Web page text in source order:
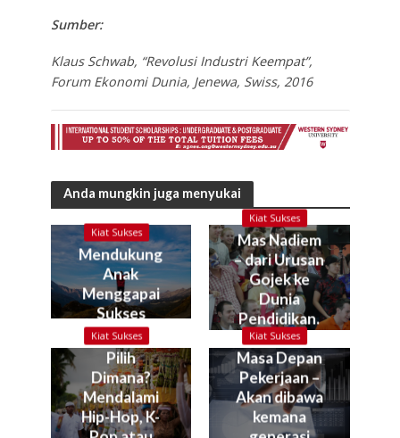
Sumber:
Klaus Schwab, “Revolusi Industri Keempat”,
Forum Ekonomi Dunia, Jenewa, Swiss, 2016
Anda mungkin juga menyukai
Kiat Sukses
Mendukung
Anak
Menggapai
Sukses
Kiat Sukses
Mas Nadiem
– dari Urusan
Gojek ke
Dunia
Pendidikan.
Kok bisa?
Kiat Sukses
Pilih
Dimana?
Mendalami
Hip-Hop, K-
Kiat Sukses
Masa Depan
Pekerjaan –
Akan dibawa
kemana